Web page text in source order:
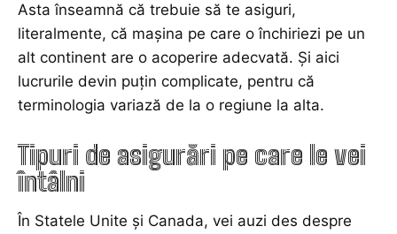
Asta înseamnă că trebuie să te asiguri,
literalmente, că mașina pe care o închiriezi pe un
alt continent are o acoperire adecvată. Și aici
lucrurile devin puțin complicate, pentru că
terminologia variază de la o regiune la alta.
Tipuri de asigurări pe care le vei
întâlni
În Statele Unite și Canada, vei auzi des despre